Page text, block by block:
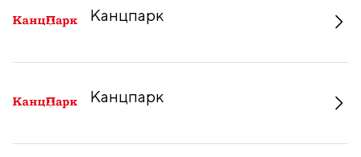
Канцпарк
Канцпарк